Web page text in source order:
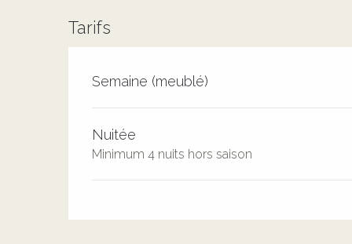
Tarifs
Tarifs 2026
Semaine (meublé)
Nuitée
Minimum 4 nuits hors saison